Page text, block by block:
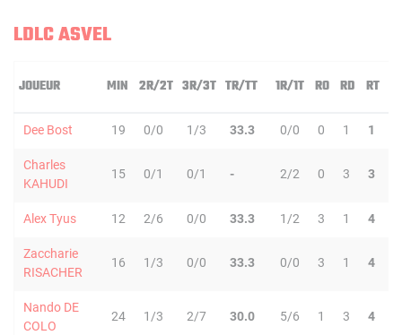
LDLC ASVEL
JOUEUR MIN 2R/2T 3R/3T TR/TT 1R/1T RO RD RT
Dee Bost 19 0/0 1/3 33.3 0/0 0 1 1
Charles
KAHUDI
15 0/1 0/1 - 2/2 0 3 3
Alex Tyus 12 2/6 0/0 33.3 1/2 3 1 4
Zaccharie
RISACHER
16 1/3 0/0 33.3 0/0 3 1 4
Nando DE
COLO
24 1/3 2/7 30.0 5/6 1 3 4